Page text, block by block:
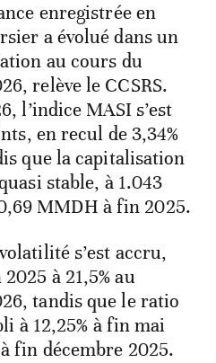
enregistrée en
a évolué dans un
au cours du
relève le CCSRS.
l’indice MASI s’est
en recul de 3,34%
que la capitalisation
stable, à 1.043
MMDH à fin 2025.
s’est accru,
à 21,5% au
tandis que le ratio
à 12,25% à fin mai
fin décembre 2025.